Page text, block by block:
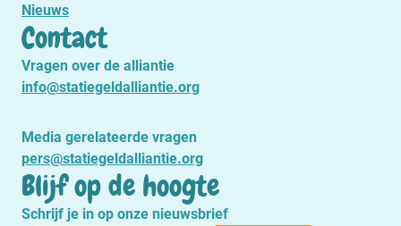
Nieuws
Contact
Vragen over de alliantie
info@statiegeldalliantie.org
Media gerelateerde vragen
pers@statiegeldalliantie.org
Blijf op de hoogte
Schrijf je in op onze nieuwsbrief